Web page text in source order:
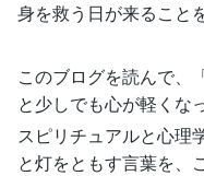
身を救う日が来ること
このブログを読んで、
と少しでも心が軽くな
スピリチュアルと心理
と灯をともす言葉を、